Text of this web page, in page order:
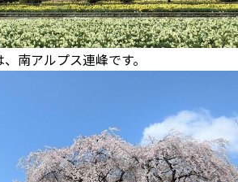
南アルプス連峰です。